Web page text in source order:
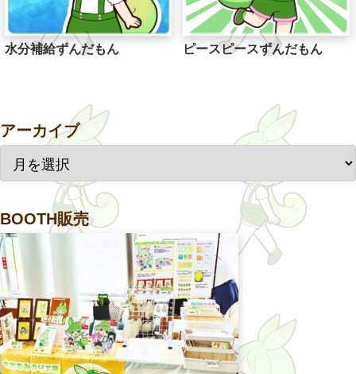
水分補給ずんだもん ピースピースずんだもん
アーカイブ
BOOTH販売